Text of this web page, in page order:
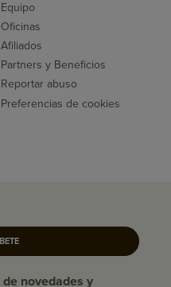
Equipo
Oficinas
Afiliados
Partners y Beneficios
Reportar abuso
Preferencias de cookies
novedades y